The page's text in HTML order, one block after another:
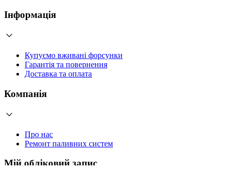
Інформація
Купуємо вживані форсунки
Гарантія та повернення
Доставка та оплата
Компанія
Про нас
Ремонт паливних систем
Мій обліковий запис